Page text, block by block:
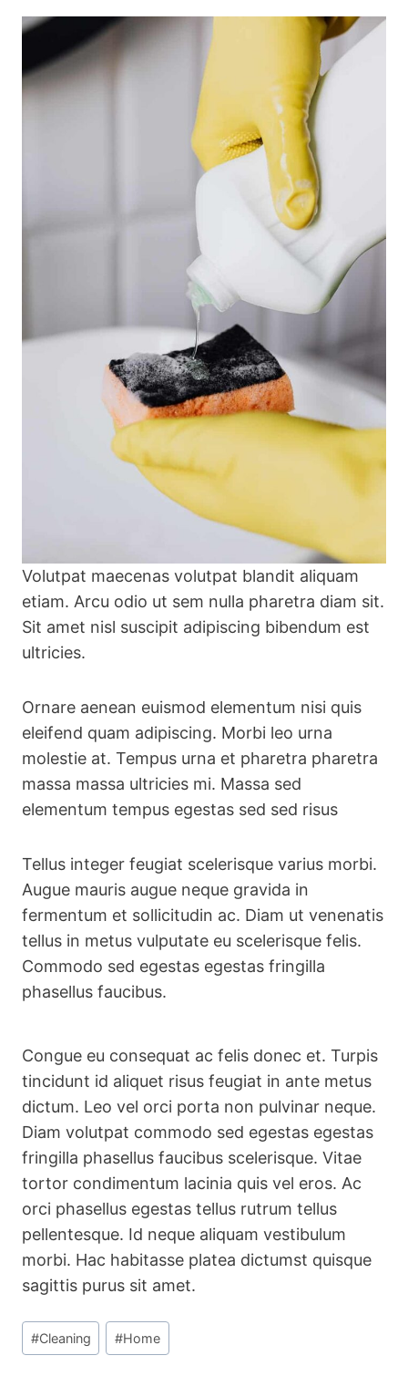
Volutpat maecenas volutpat blandit aliquam
etiam. Arcu odio ut sem nulla pharetra diam sit.
Sit amet nisl suscipit adipiscing bibendum est
ultricies.
Ornare aenean euismod elementum nisi quis
eleifend quam adipiscing. Morbi leo urna
molestie at. Tempus urna et pharetra pharetra
massa massa ultricies mi. Massa sed
elementum tempus egestas sed sed risus
Tellus integer feugiat scelerisque varius morbi.
Augue mauris augue neque gravida in
fermentum et sollicitudin ac. Diam ut venenatis
tellus in metus vulputate eu scelerisque felis.
Commodo sed egestas egestas fringilla
phasellus faucibus.
Congue eu consequat ac felis donec et. Turpis
tincidunt id aliquet risus feugiat in ante metus
dictum. Leo vel orci porta non pulvinar neque.
Diam volutpat commodo sed egestas egestas
fringilla phasellus faucibus scelerisque. Vitae
tortor condimentum lacinia quis vel eros. Ac
orci phasellus egestas tellus rutrum tellus
pellentesque. Id neque aliquam vestibulum
morbi. Hac habitasse platea dictumst quisque
sagittis purus sit amet.
Post
Tags:
#Cleaning #Home